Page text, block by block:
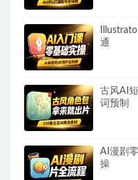
通
古风AI
词预制
AI漫剧
操